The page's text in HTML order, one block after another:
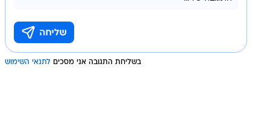
בשליחת התגובה אני מסכים לתנאי השימוש